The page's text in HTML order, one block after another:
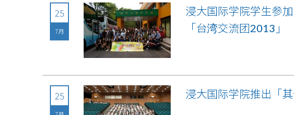
25
7月
浸大国际学院学生参
「台湾交流团2013」
25 浸大国际学院推出「